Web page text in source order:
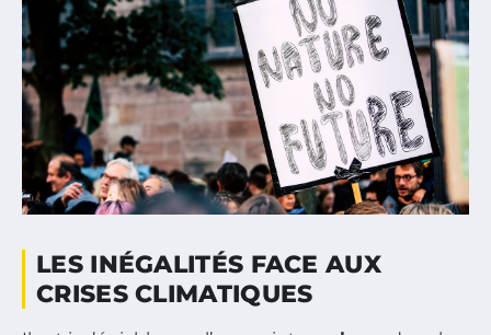
LES INÉGALITÉS FACE AUX
CRISES CLIMATIQUES